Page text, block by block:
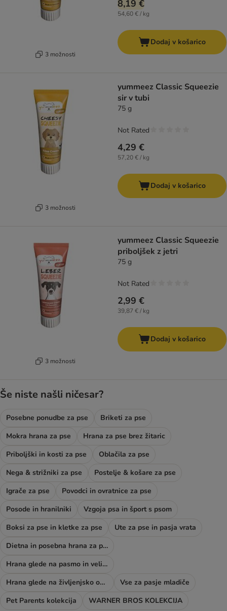
3 možnosti
8,19 €
54,60 € / kg
Dodaj v košarico
3 možnosti
yummeez Classic Squeezie
sir v tubi
75 g
4,29 €
57,20 € / kg
Not Rated
Dodaj v košarico
3 možnosti
yummeez Classic Squeezie
priboljšek z jetri
75 g
2,99 €
39,87 € / kg
Not Rated
Dodaj v košarico
Še niste našli ničesar?
Posebne ponudbe za pse
Briketi za pse
Mokra hrana za pse
Hrana za pse brez žitaric
Priboljški in kosti za pse
Oblačila za pse
Nega & strižniki za pse
Postelje & košare za pse
Igrače za pse
Povodci in ovratnice za pse
Posode in hranilniki
Vzgoja psa in šport s psom
Boksi za pse in kletke za pse
Ute za pse in pasja vrata
Dietna in posebna hrana za pse
Hrana glede na pasmo in velikost psa
Hrana glede na življenjsko obdobje psa
Vse za pasje mladiče
Pet Parents kolekcija
WARNER BROS KOLEKCIJA